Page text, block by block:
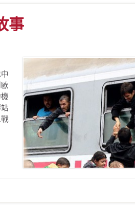
事